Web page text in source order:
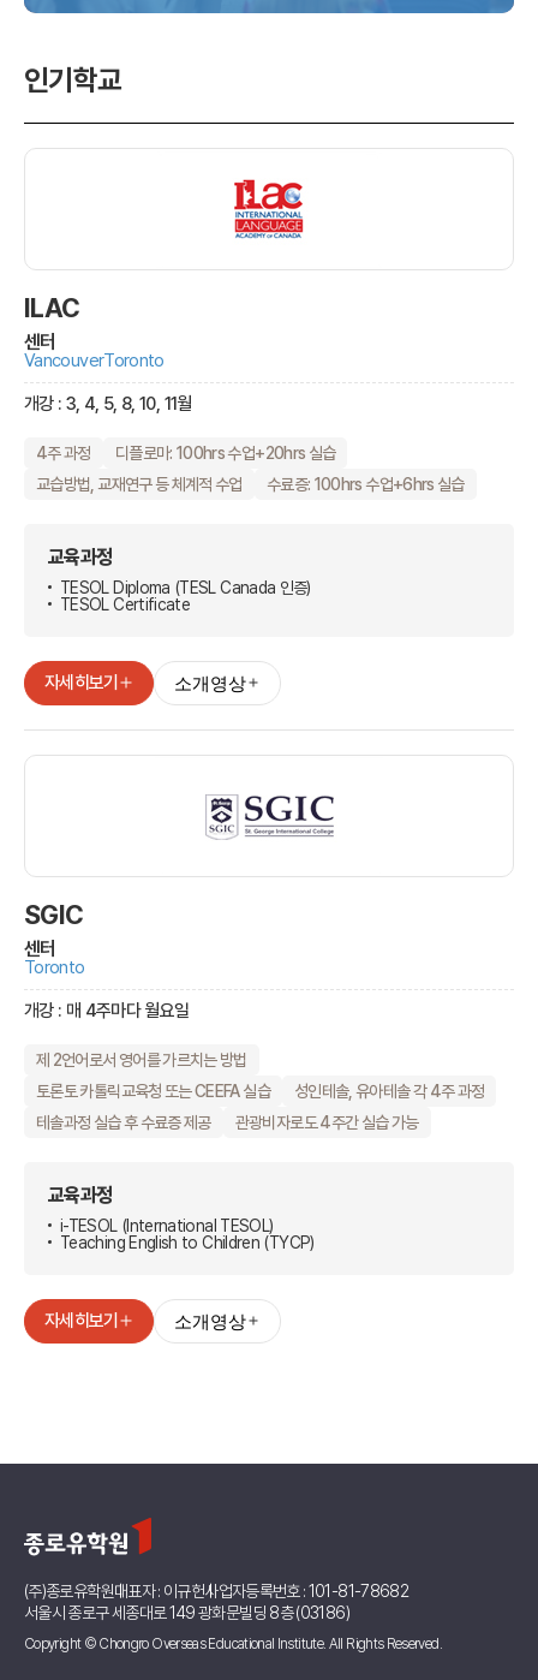
인기학교
ILAC
센터
VancouverToronto
개강 : 3, 4, 5, 8, 10, 11월
4주 과정
디플로마: 100hrs 수업+20hrs 실습
교습방법, 교재연구 등 체계적 수업
수료증: 100hrs 수업+6hrs 실습
교육과정
TESOL Diploma (TESL Canada 인증)
TESOL Certificate
자세히보기 소개영상
SGIC
센터
Toronto
개강 : 매 4주마다 월요일
제 2언어로서 영어를 가르치는 방법
토론토 카톨릭교육청 또는 CEEFA 실습
성인테솔, 유아테솔 각 4주 과정
테솔과정 실습 후 수료증 제공
관광비자로도 4주간 실습 가능
교육과정
i-TESOL (International TESOL)
Teaching English to Children (TYCP)
자세히보기 소개영상
(주)종로유학원대표자 : 이규헌사업자등록번호 : 101-81-78682
서울시 종로구 세종대로 149 광화문빌딩 8층 (03186)
Copyright © Chongro Overseas Educational Institute. All Rights Reserved.